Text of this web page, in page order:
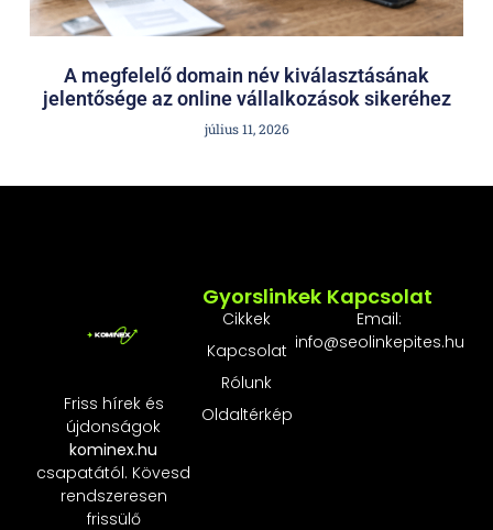
A megfelelő domain név kiválasztásának
jelentősége az online vállalkozások sikeréhez
július 11, 2026
Friss hírek és
újdonságok
kominex.hu
csapatától. Kövesd
rendszeresen
frissülő
Gyorslinkek
Cikkek
Kapcsolat
Rólunk
Oldaltérkép
Kapcsolat
Email:
info@seolinkepites.hu